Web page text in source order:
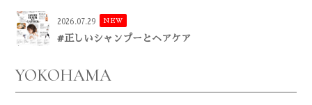
2026.07.29 NEW
#正しいシャンプーとヘアケア
YOKOHAMA